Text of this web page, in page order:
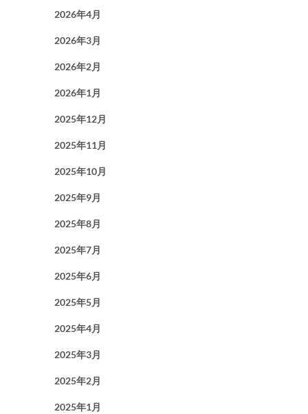
2026年4月
2026年3月
2026年2月
2026年1月
2025年12月
2025年11月
2025年10月
2025年9月
2025年8月
2025年7月
2025年6月
2025年5月
2025年4月
2025年3月
2025年2月
2025年1月